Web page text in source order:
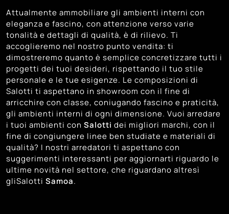
Treviso 115
Venezia
Vicenza
Attualmente ammobiliare gli ambienti interni con
eleganza e fascino, con attenzione verso varie
tonalità e dettagli di qualità, è di rilievo. Ti
accoglieremo nel nostro punto vendita: ti
dimostreremo quanto è semplice concretizzare tutti i
progetti dei tuoi desideri, rispettando il tuo stile
personale e le tue esigenze. Le composizioni di
Salotti ti aspettano in showroom con il fine di
arricchire con classe, coniugando fascino e praticità,
gli ambienti interni di ogni dimensione. Vuoi arredare
i tuoi ambienti con Salotti dei migliori marchi, con il
fine di congiungere linee ben studiate e materiali di
qualità? I nostri arredatori ti aspettano con
suggerimenti interessanti per aggiornarti riguardo le
ultime novità nel settore, che riguardano altresì
gliSalotti Samoa.